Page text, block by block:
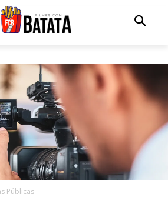
Públicas